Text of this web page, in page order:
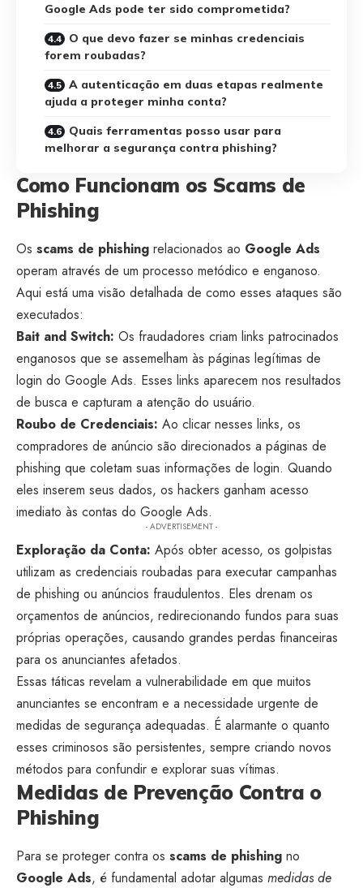
Google Ads pode ter sido comprometida?
O que devo fazer se minhas credenciais
forem roubadas?
A autenticação em duas etapas realmente
ajuda a proteger minha conta?
Quais ferramentas posso usar para
melhorar a segurança contra phishing?
Como Funcionam os Scams de
Phishing
Os scams de phishing relacionados ao Google Ads
operam através de um processo metódico e enganoso.
Aqui está uma visão detalhada de como esses ataques são
executados:
Bait and Switch: Os fraudadores criam links patrocinados
enganosos que se assemelham às páginas legítimas de
login do Google Ads. Esses links aparecem nos resultados
de busca e capturam a atenção do usuário.
Roubo de Credenciais: Ao clicar nesses links, os
compradores de anúncio são direcionados a páginas de
phishing que coletam suas informações de login. Quando
eles inserem seus dados, os hackers ganham acesso
imediato às contas do Google Ads.
- ADVERTISEMENT -
Exploração da Conta: Após obter acesso, os golpistas
utilizam as credenciais roubadas para executar campanhas
de phishing ou anúncios fraudulentos. Eles drenam os
orçamentos de anúncios, redirecionando fundos para suas
próprias operações, causando grandes perdas financeiras
para os anunciantes afetados.
Essas táticas revelam a vulnerabilidade em que muitos
anunciantes se encontram e a necessidade urgente de
medidas de segurança adequadas. É alarmante o quanto
esses criminosos são persistentes, sempre criando novos
métodos para confundir e explorar suas vítimas.
Medidas de Prevenção Contra o
Phishing
Para se proteger contra os scams de phishing no
Google Ads, é fundamental adotar algumas medidas de